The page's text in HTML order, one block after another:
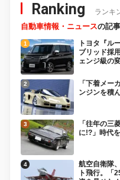
Ranking ランキ
自動車情報・ニュースの記
トヨタ『ル
ブリッド採
ェンジ級の
「下着メー
ンジンを積
「往年の三
に!?」時代
航空自衛隊
ト飛行。「